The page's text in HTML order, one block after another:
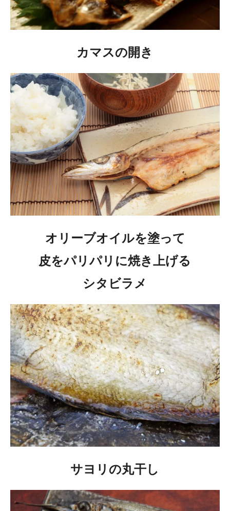
カマスの開き
オリーブオイルを塗って
皮をパリパリに焼き上げる
シタビラメ
サヨリの丸干し